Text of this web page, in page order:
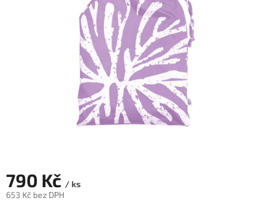
790 Kč / ks
653 Kč bez DPH